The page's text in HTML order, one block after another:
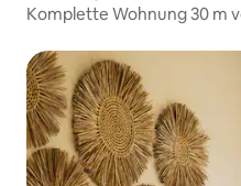
Komplette Wohnung 30 m